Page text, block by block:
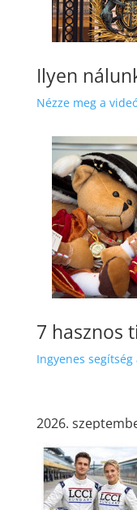
Ilyen
Nézze meg a
7 hasznos
Ingyenes
2026.